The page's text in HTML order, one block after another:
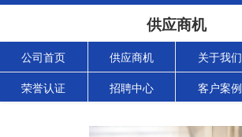
供应商机
公司首页 供应商机 关于我们
荣誉认证 招聘中心 客户案例